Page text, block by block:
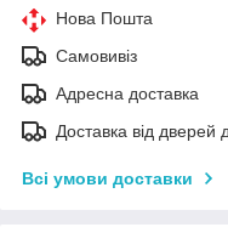
Нова Пошта
Самовивіз
Адресна доставка
Доставка від дверей
Всі умови доставки